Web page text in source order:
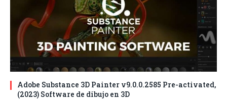
Adobe Substance 3D Painter v9.0.0.2585 Pre-activated,
(2023) Software de dibujo en 3D